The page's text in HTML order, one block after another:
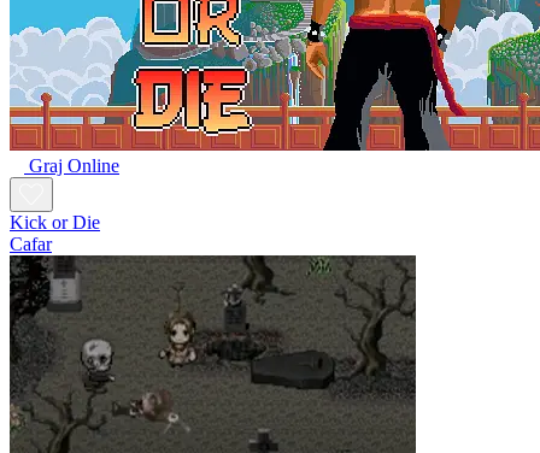
Graj Online
Kick or Die
Cafar